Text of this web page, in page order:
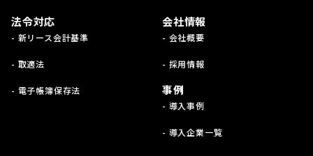
法令対応
- 新リース会計基準
- 取適法
- 電子帳簿保存法
会社情報
- 会社概要
- 採用情報
事例
- 導入事例
- 導入企業一覧